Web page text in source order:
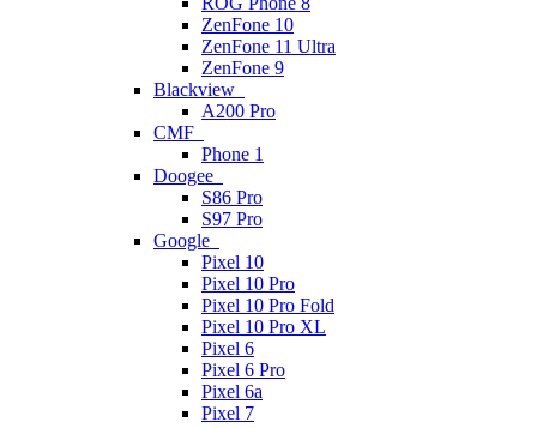
ZenFone 10
ZenFone 11 Ultra
ZenFone 9
Blackview
A200 Pro
CMF
Phone 1
Doogee
S86 Pro
S97 Pro
Google
Pixel 10
Pixel 10 Pro
Pixel 10 Pro Fold
Pixel 10 Pro XL
Pixel 6
Pixel 6 Pro
Pixel 6a
Pixel 7